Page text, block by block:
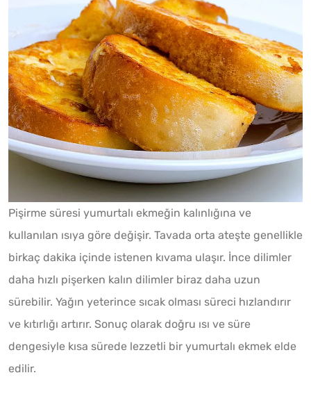
Pişirme süresi yumurtalı ekmeğin kalınlığına ve
kullanılan ısıya göre değişir. Tavada orta ateşte genellikle
birkaç dakika içinde istenen kıvama ulaşır. İnce dilimler
daha hızlı pişerken kalın dilimler biraz daha uzun
sürebilir. Yağın yeterince sıcak olması süreci hızlandırır
ve kıtırlığı artırır. Sonuç olarak doğru ısı ve süre
dengesiyle kısa sürede lezzetli bir yumurtalı ekmek elde
edilir.